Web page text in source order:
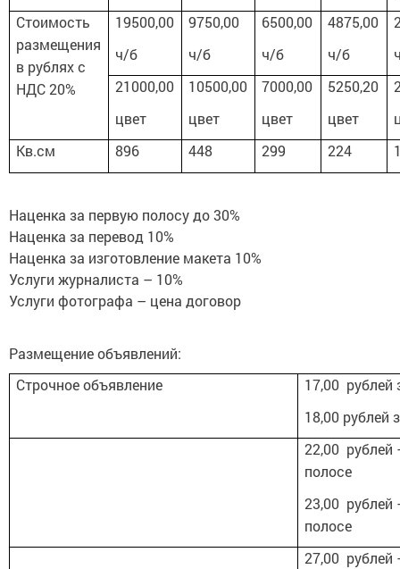
Стоимость
размещения
в рублях с
НДС 20%
19500,00
ч/б
9750,00
ч/б
6500,00
ч/б
4875,00
ч/б
21000,00
цвет
10500,00
цвет
7000,00
цвет
5250,20
цвет
Кв.см
896 448 299 224
Наценка за первую полосу до 30%
Наценка за перевод 10%
Наценка за изготовление макета 10%
Услуги журналиста – 10%
Услуги фотографа – цена договор
Размещение объявлений:
Строчное объявление
17,00 рублей
18,00 рублей
22,00
полосе
23,00
полосе
27,00